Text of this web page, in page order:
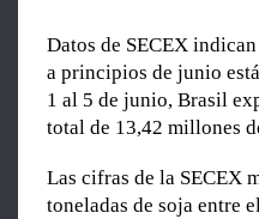
Datos de SECEX
a principios de junio
1 al 5 de junio, Brasil
total de 13,42 millones
Las cifras de la SECEX
toneladas de soja entre